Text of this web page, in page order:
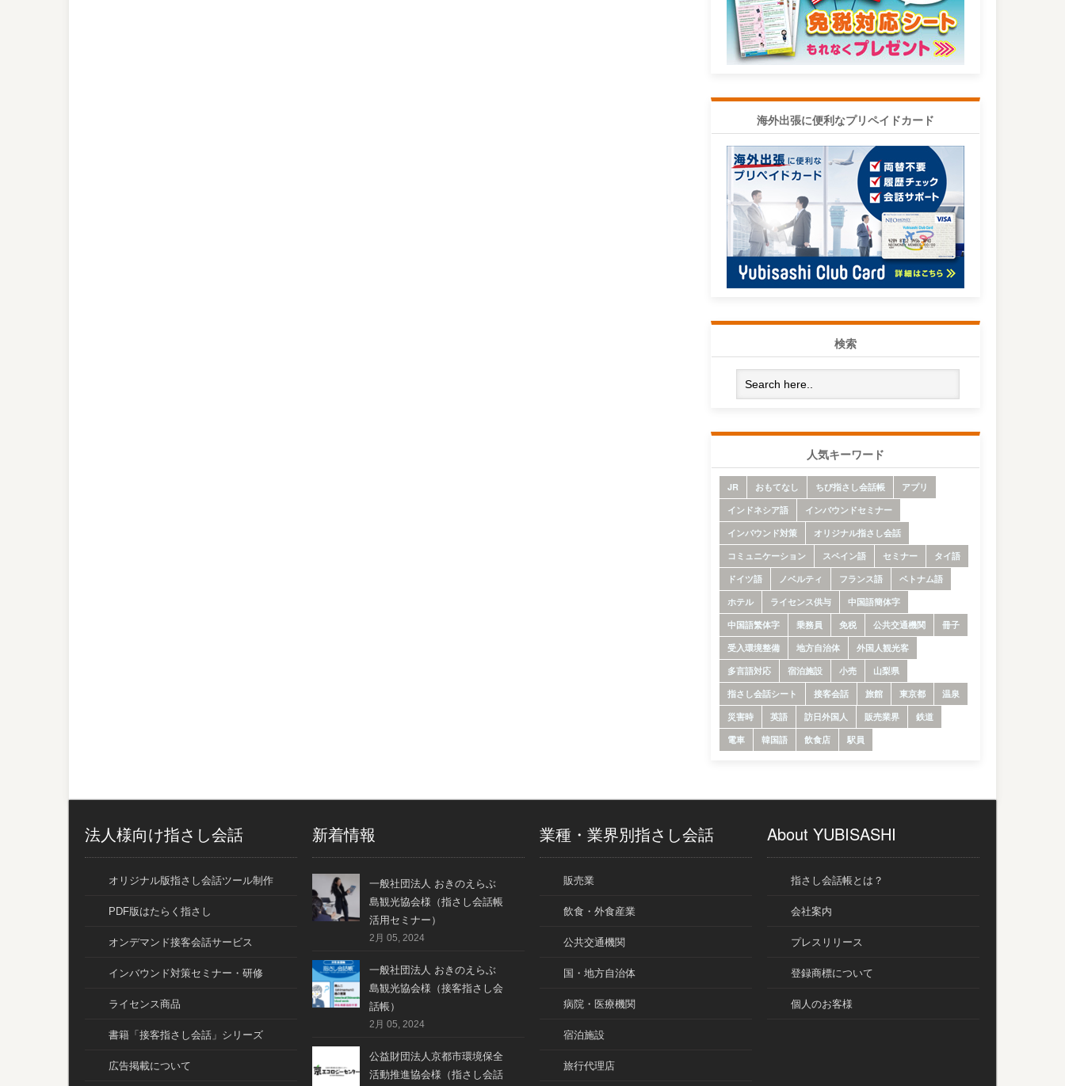
海外出張に便利なプリペイドカード
検索
人気キーワード
JR おもてなし ちび指さし会話帳
アプリ
インドネシア語
インバウンドセミナー
インバウンド対策
オリジナル指さし会話
コミュニケーション
スペイン語 セミナー
タイ語
ドイツ語
ノベルティ フランス語
ベトナム語
ホテル
ライセンス供与
中国語簡体字
中国語繁体字
乗務員 免税 公共交通機関
冊子
受入環境整備
地方自治体
外国人観光客
多言語対応
宿泊施設 小売
山梨県
指さし会話シート
接客会話 旅館 東京都
温泉
災害時
英語 訪日外国人 販売業界
鉄道
電車
韓国語 飲食店 駅員
法人様向け指さし会話
オリジナル版指さし会話ツール制作
PDF版はたらく指さし
オンデマンド接客会話サービス
インバウンド対策セミナー・研修
ライセンス商品
書籍「接客指さし会話」シリーズ
広告掲載について
新着情報
一般社団法人 おきのえらぶ
島観光協会様（指さし会話帳
活用セミナー）
2月 05, 2024
一般社団法人 おきのえらぶ
島観光協会様（接客指さし会
話帳）
2月 05, 2024
公益財団法人京都市環境保全
活動推進協会様（指さし会話
業種・業界別指さし会話
販売業
飲食・外食産業
公共交通機関
国・地方自治体
病院・医療機関
宿泊施設
旅行代理店
About YUBISASHI
指さし会話帳とは？
会社案内
プレスリリース
登録商標について
個人のお客様